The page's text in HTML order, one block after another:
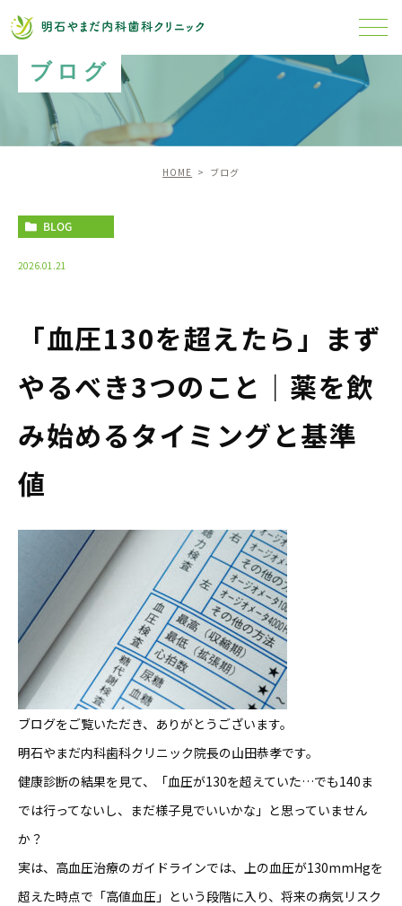
ブログ
HOME ブログ
BLOG
2026.01.21
「血圧130を超えたら」まず
やるべき3つのこと｜薬を飲
み始めるタイミングと基準
値
ブログをご覧いただき、ありがとうございます。
明石やまだ内科歯科クリニック院長の山田恭孝です。
健康診断の結果を見て、「血圧が130を超えていた…でも140ま
では行ってないし、まだ様子見でいいかな」と思っていません
か？
実は、高血圧治療のガイドラインでは、上の血圧が130mmHgを
超えた時点で「高値血圧」という段階に入り、将来の病気リスク